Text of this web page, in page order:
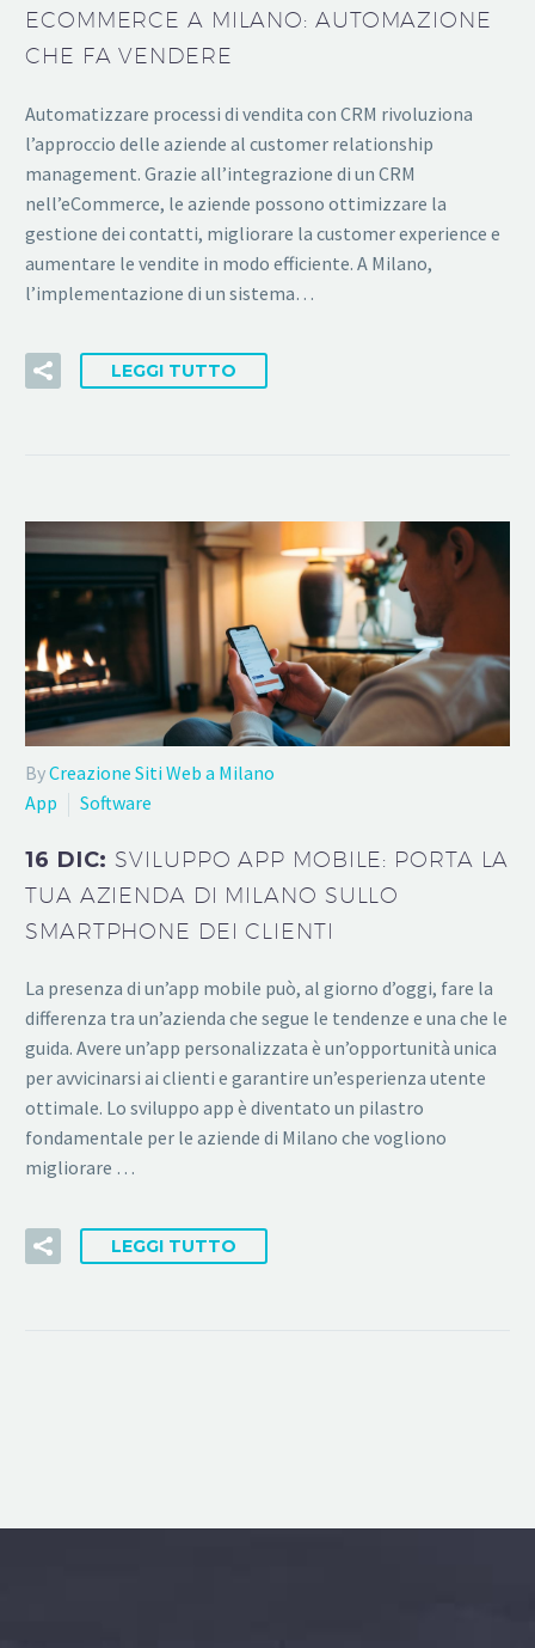
ECOMMERCE A MILANO: AUTOMAZIONE
CHE FA VENDERE
Automatizzare processi di vendita con CRM rivoluziona
l’approccio delle aziende al customer relationship
management. Grazie all’integrazione di un CRM
nell’eCommerce, le aziende possono ottimizzare la
gestione dei contatti, migliorare la customer experience e
aumentare le vendite in modo efficiente. A Milano,
l’implementazione di un sistema…
LEGGI TUTTO
ByCreazione Siti Web a Milano
App
Software
16 DIC: SVILUPPO APP MOBILE: PORTA LA
TUA AZIENDA DI MILANO SULLO
SMARTPHONE DEI CLIENTI
La presenza di un’app mobile può, al giorno d’oggi, fare la
differenza tra un’azienda che segue le tendenze e una che le
guida. Avere un’app personalizzata è un’opportunità unica
per avvicinarsi ai clienti e garantire un’esperienza utente
ottimale. Lo sviluppo app è diventato un pilastro
fondamentale per le aziende di Milano che vogliono
migliorare …
LEGGI TUTTO